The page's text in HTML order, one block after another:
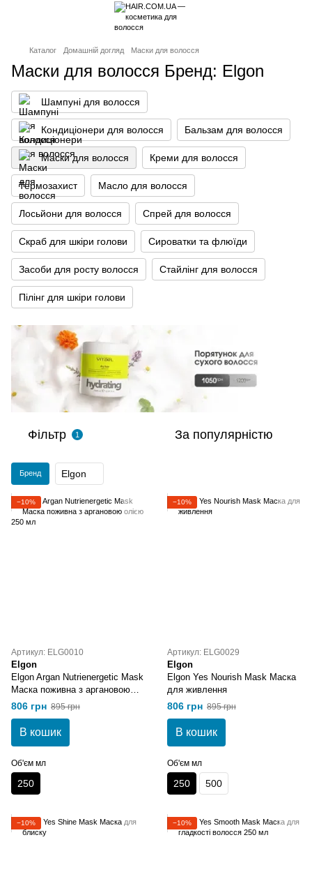
Каталог Домашній догляд Маски для волосся
Маски для волосся Бренд: Elgon
Шампуні для волосся
Кондиціонери для волосся Бальзам для волосся
Маски для волосся Креми для волосся
Термозахист Масло для волосся
Лосьйони для волосся Спрей для волосся
Скраб для шкіри голови Сироватки та флюїди
Засоби для росту волосся Стайлінг для волосся
Пілінг для шкіри голови
Фільтр 1 За популярністю
Бренд Elgon
−10%
Артикул: ELG0010
Elgon
Elgon Argan Nutrienergetic Mask
Маска поживна з аргановою
олією 250 мл
806 грн 895 грн
В кошик
Об'єм мл
250
−10%
Артикул: ELG0029
Elgon
Elgon Yes Nourish Mask Маска
для живлення
806 грн 895 грн
В кошик
Об'єм мл
250 500
−10% −10%